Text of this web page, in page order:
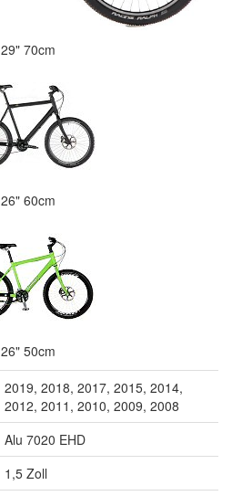
29" 70cm
26" 60cm
26" 50cm
2019, 2018, 2017, 2015, 2014,
2012, 2011, 2010, 2009, 2008
Alu 7020 EHD
1,5 Zoll